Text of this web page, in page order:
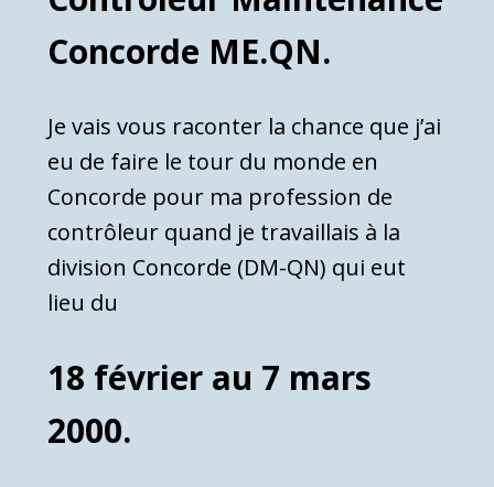
Concorde ME.QN.
Je vais vous raconter la chance que j’ai
eu de faire le tour du monde en
Concorde pour ma profession de
contrôleur quand je travaillais à la
division Concorde (DM-QN) qui eut
lieu du
18 février au 7 mars
2000.